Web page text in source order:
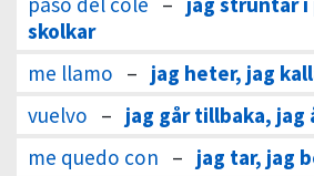
skolkar
me llamo – jag heter, jag
vuelvo – jag går tillbaka,
me quedo con – jag tar, jag